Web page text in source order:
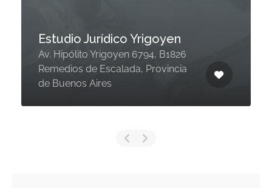
Estudio Jurídico Yrigoyen
Av. Hipólito Yrigoyen 6794, B1826
Remedios de Escalada, Provincia
de Buenos Aires